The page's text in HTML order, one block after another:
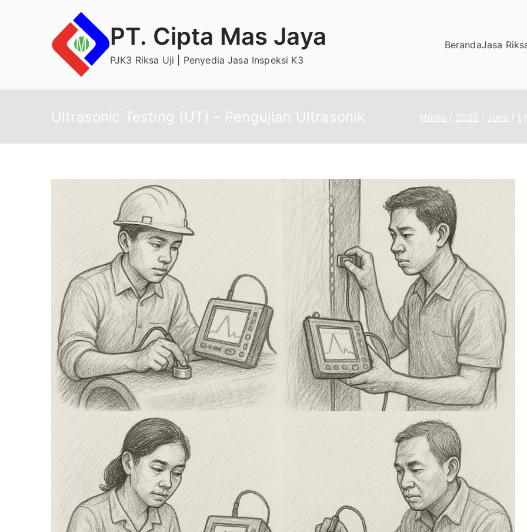
PT. Cipta Mas Jaya
PJK3 Riksa Uji | Penyedia Jasa Inspeksi K3
BerandaJasa
Ultrasonic Testing (UT) – Pengujian Ultrasonik Home 2025 June 1